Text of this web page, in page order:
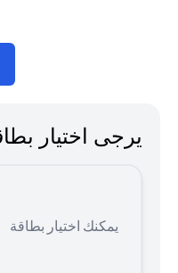
يرجى اختيار
يمكنك اختيار بطاقة